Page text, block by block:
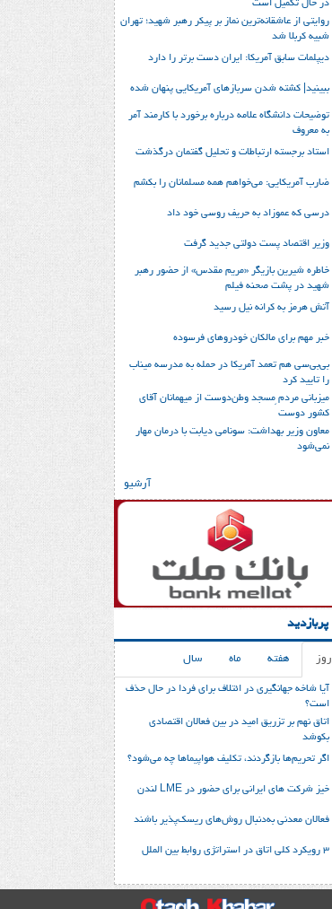
در حال تکمیل است
روایتی از عاشقانه‌ترین نماز بر پیکر رهبر شهید؛‌ تهران‌
شبیه کربلا شد
دیپلمات سابق آمریکا: ایران دست برتر را دارد
ببینید| کشته شدن سربازهای آمریکایی پنهان شده
توضیحات دانشگاه علامه درباره برخورد با کارمند آمر
به معروف
استاد برجسته ارتباطات و تحلیل گفتمان درگذشت
ضارب آمریکایی: می‌خواهم همه مسلمانان را بکشم
درسی که عموزاد به حریف روسی خود داد
وزیر اقتصاد پست دولتی جدید گرفت
خاطره شیرین بازیگر «مریم مقدس» از حضور رهبر
شهید در پشت صحنه فیلم
آتش هرمز به کرانه نیل رسید
خبر مهم برای مالکان خودروهای فرسوده
بی‌بی‌سی هم تعمد آمریکا در حمله به مدرسه میناب
را تایید کرد
میزبانی مردم ِمسجد وطن‌دوست از میهمانان آقای
کشور دوست
معاون وزیر بهداشت: سونامی دیابت با درمان مهار
نمی‌شود
آرشیو
پربازدید
روز هفته ماه سال
آیا شاخه جهانگیری در ائتلاف برای فردا در حال حذف
است؟
اتاق نهم بر تزریق امید در بین فعالان اقتصادی
بکوشد
اگر تحریم‌ها بازگردند، تکلیف هواپیماها چه می‌شود؟
خیز شرکت های ایرانی برای حضور در LME لندن
فعالان معدنی به‌دنبال روش‌های ریسک‌پذیر باشند
3 رویکرد کلی اتاق در استراتژی روابط بین الملل